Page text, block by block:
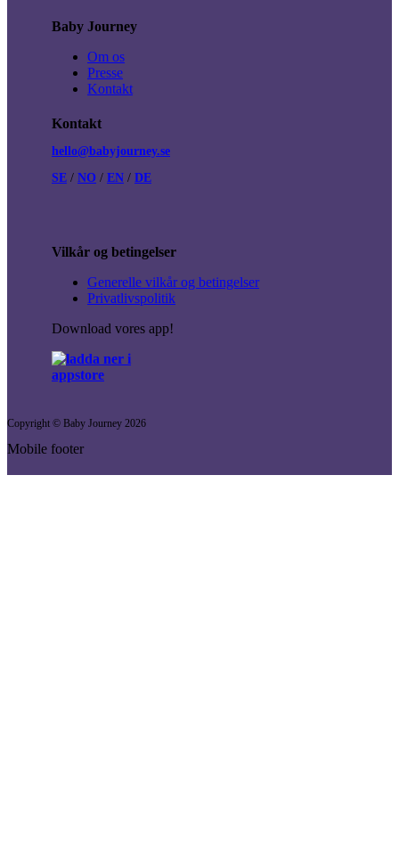
Baby Journey
Om os
Presse
Kontakt
Kontakt
hello@babyjourney.se
SE / NO / EN / DE
Vilkår og betingelser
Generelle vilkår og betingelser
Privatlivspolitik
Download vores app!
Copyright © Baby Journey 2026
Mobile footer